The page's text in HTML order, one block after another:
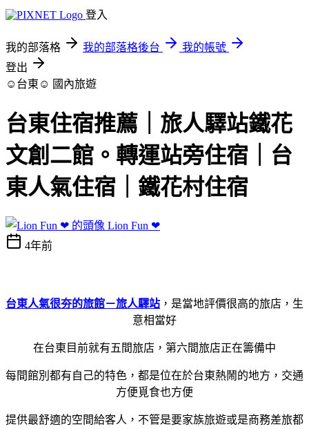
登入
我的部落格 我的部落格後台
我的帳號
登出
☺台東☺ 國內旅遊
台東住宿推薦｜旅人驛站鐵花
文創二館。轉運站旁住宿｜台
東人氣住宿｜鐵花村住宿
Lion Fun ❤
4年前
台東人氣很夯的旅館－旅人驛站 ，是當地評價很高的旅店，生
意相當好
在台東目前就有五間旅店，第六間旅店正在籌備中
每間館別都有自己的特色，都是位在於台東熱鬧的地方，交通
方便覓食也方便
提供最舒適的空間給客人，不管是要家族旅遊或是商務差旅都